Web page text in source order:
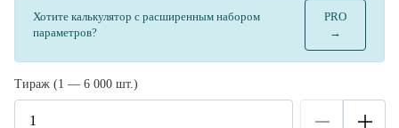
Хотите калькулятор с расширенным набором
параметров?
PRO
→
Тираж (1 — 6 000 шт.)